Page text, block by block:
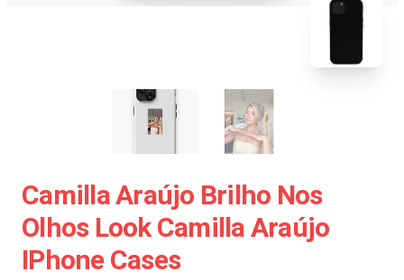
Camilla Araújo Brilho Nos
Olhos Look Camilla Araújo
IPhone Cases